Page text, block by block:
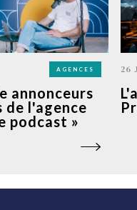
AGENCES
annonceurs
de l'agence
podcast »
26